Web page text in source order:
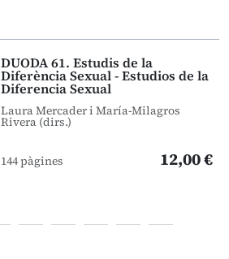
DUODA 61. Estudis de la
Diferència Sexual - Estudios de la
Diferencia Sexual
Laura Mercader i María-Milagros
Rivera (dirs.)
144 pàgines 12,00 €